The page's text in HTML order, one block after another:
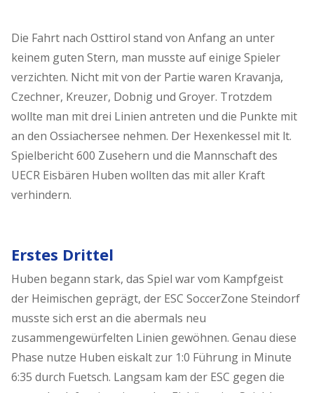
Die Fahrt nach Osttirol stand von Anfang an unter
keinem guten Stern, man musste auf einige Spieler
verzichten. Nicht mit von der Partie waren Kravanja,
Czechner, Kreuzer, Dobnig und Groyer. Trotzdem
wollte man mit drei Linien antreten und die Punkte mit
an den Ossiachersee nehmen. Der Hexenkessel mit lt.
Spielbericht 600 Zusehern und die Mannschaft des
UECR Eisbären Huben wollten das mit aller Kraft
verhindern.
Erstes Drittel
Huben begann stark, das Spiel war vom Kampfgeist
der Heimischen geprägt, der ESC SoccerZone Steindorf
musste sich erst an die abermals neu
zusammengewürfelten Linien gewöhnen. Genau diese
Phase nutze Huben eiskalt zur 1:0 Führung in Minute
6:35 durch Fuetsch. Langsam kam der ESC gegen die